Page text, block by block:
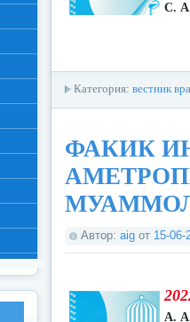
С.
Категория: вестник
ФАКИК
Автор: aig от 15-06-
А.